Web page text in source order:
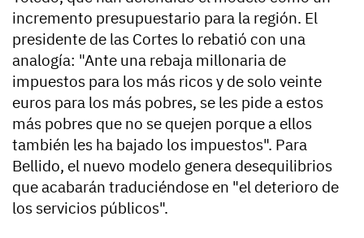
incremento presupuestario para la región. El
presidente de las Cortes lo rebatió con una
analogía: "Ante una rebaja millonaria de
impuestos para los más ricos y de solo veinte
euros para los más pobres, se les pide a estos
más pobres que no se quejen porque a ellos
también les ha bajado los impuestos". Para
Bellido, el nuevo modelo genera desequilibrios
que acabarán traduciéndose en "el deterioro de
los servicios públicos".